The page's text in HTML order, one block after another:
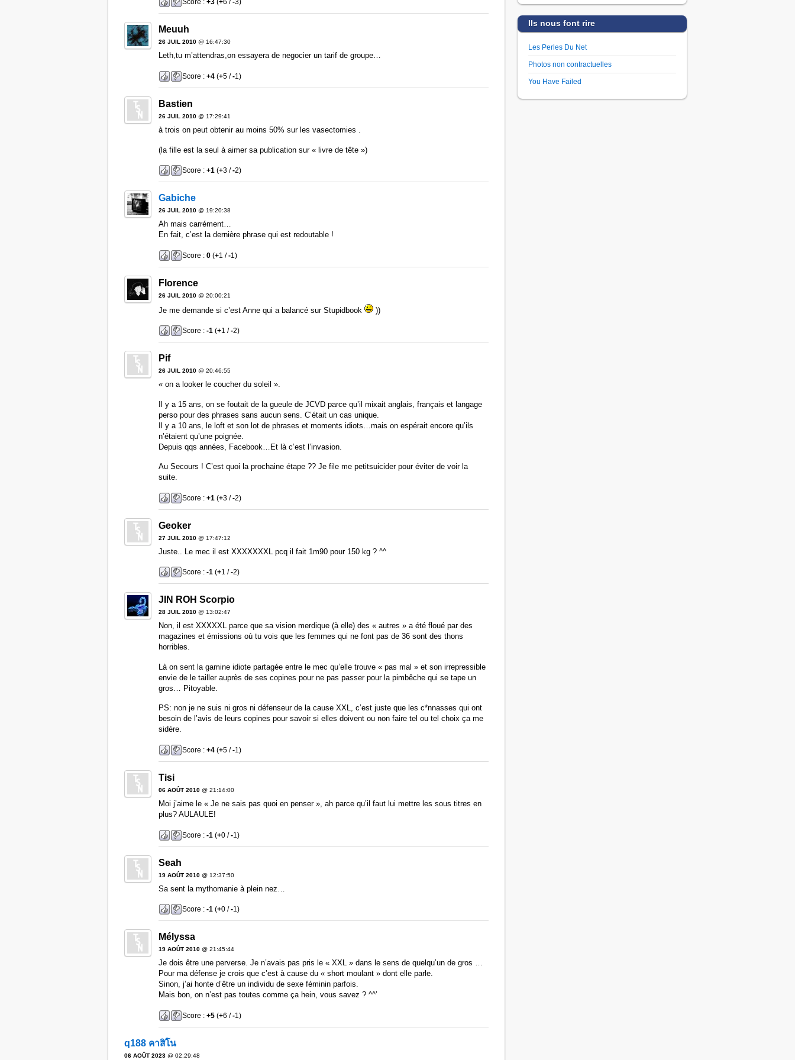
Score : +3(+6 / -3)
Meuuh
26 JUIL 2010@ 16:47:30
Leth,tu m’attendras,on essayera de negocier un tarif de groupe…
Score : +4(+5 /-1)
Bastien
26 JUIL 2010@ 17:29:41
à trois on peut obtenir au moins 50% sur les vasectomies .
(la fille est la seul à aimer sa publication sur « livre de tête »)
Score : +1(+3 /-2)
Gabiche
26 JUIL 2010@ 19:20:38
Ah mais carrément…
En fait, c’est la dernière phrase qui est redoutable !
Score : 0(+1 /-1)
Florence
26 JUIL 2010@ 20:00:21
Je me demande si c’est Anne qui a balancé sur Stupidbook ))
Score : -1(+1 /-2)
Pif
26 JUIL 2010@ 20:46:55
« on a looker le coucher du soleil ».
Il y a 15 ans, on se foutait de la gueule de JCVD parce qu’il mixait anglais, français et langage
perso pour des phrases sans aucun sens. C’était un cas unique.
Il y a 10 ans, le loft et son lot de phrases et moments idiots…mais on espérait encore qu’ils
n’étaient qu’une poignée.
Depuis qqs années, Facebook…Et là c’est l’invasion.
Au Secours ! C’est quoi la prochaine étape ?? Je file me petitsuicider pour éviter de voir la
suite.
Score : +1(+3 /-2)
Geoker
27 JUIL 2010@ 17:47:12
Juste.. Le mec il est XXXXXXXL pcq il fait 1m90 pour 150 kg ? ^^
Score : -1(+1 /-2)
JIN ROH Scorpio
28 JUIL 2010@ 13:02:47
Non, il est XXXXXL parce que sa vision merdique (à elle) des « autres » a été floué par des
magazines et émissions où tu vois que les femmes qui ne font pas de 36 sont des thons
horribles.
Là on sent la gamine idiote partagée entre le mec qu’elle trouve « pas mal » et son irrepressible
envie de le tailler auprès de ses copines pour ne pas passer pour la pimbêche qui se tape un
gros… Pitoyable.
PS: non je ne suis ni gros ni défenseur de la cause XXL, c’est juste que les c*nnasses qui ont
besoin de l’avis de leurs copines pour savoir si elles doivent ou non faire tel ou tel choix ça me
sidère.
Score : +4(+5 /-1)
Tisi
06 AOÛT 2010@ 21:14:00
Moi j’aime le « Je ne sais pas quoi en penser », ah parce qu’il faut lui mettre les sous titres en
plus? AULAULE!
Score : -1 (+0 /-1)
Seah
19 AOÛT 2010@ 12:37:50
Sa sent la mythomanie à plein nez…
Score : -1(+0 /-1)
Mélyssa
19 AOÛT 2010@ 21:45:44
Je dois être une perverse. Je n’avais pas pris le « XXL » dans le sens de quelqu’un de gros …
Pour ma défense je crois que c’est à cause du « short moulant » dont elle parle.
Sinon, j’ai honte d’être un individu de sexe féminin parfois.
Mais bon, on n’est pas toutes comme ça hein, vous savez ? ^^’
Score : +5(+6 /-1)
q188 คาสิโน
06 AOÛT 2023@ 02:29:48
Ils nous font rire
Les Perles Du Net
Photos non contractuelles
You Have Failed